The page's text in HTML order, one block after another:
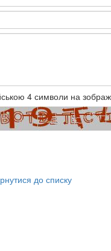
4 символи на
до списку